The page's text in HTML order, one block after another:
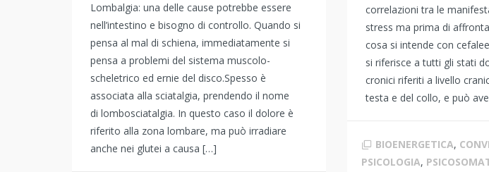
Lombalgia: una delle cause potrebbe essere
nell’intestino e bisogno di controllo. Quando si
pensa al mal di schiena, immediatamente si
pensa a problemi del sistema muscolo-
scheletrico ed ernie del disco.Spesso è
associata alla sciatalgia, prendendo il nome
di lombosciatalgia. In questo caso il dolore è
riferito alla zona lombare, ma può irradiare
anche nei glutei a causa […]
correlazioni tra le
stress ma prima di
cosa si intende con
si riferisce a tutti gli stati
cronici riferiti a livello
testa e del collo, e può
BIOENERGETICA,
PSICOLOGIA,